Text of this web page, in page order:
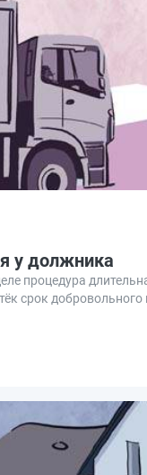
у должника
процедура
срок